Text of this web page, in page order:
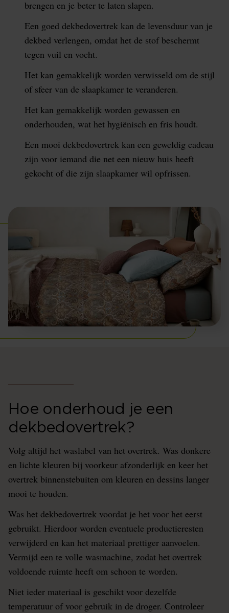
brengen en je beter te laten slapen.
Een goed dekbedovertrek kan de levensduur van je
dekbed verlengen, omdat het de stof beschermt
tegen vuil en vocht.
Het kan gemakkelijk worden verwisseld om de stijl
of sfeer van de slaapkamer te veranderen.
Het kan gemakkelijk worden gewassen en
onderhouden, wat het hygiënisch en fris houdt.
Een mooi dekbedovertrek kan een geweldig cadeau
zijn voor iemand die net een nieuw huis heeft
gekocht of die zijn slaapkamer wil opfrissen.
Hoe onderhoud je een
dekbedovertrek?
Volg altijd het waslabel van het overtrek. Was donkere
en lichte kleuren bij voorkeur afzonderlijk en keer het
overtrek binnenstebuiten om kleuren en dessins langer
mooi te houden.
Was het dekbedovertrek voordat je het voor het eerst
gebruikt. Hierdoor worden eventuele productieresten
verwijderd en kan het materiaal prettiger aanvoelen.
Vermijd een te volle wasmachine, zodat het overtrek
voldoende ruimte heeft om schoon te worden.
Niet ieder materiaal is geschikt voor dezelfde
temperatuur of voor gebruik in de droger. Controleer